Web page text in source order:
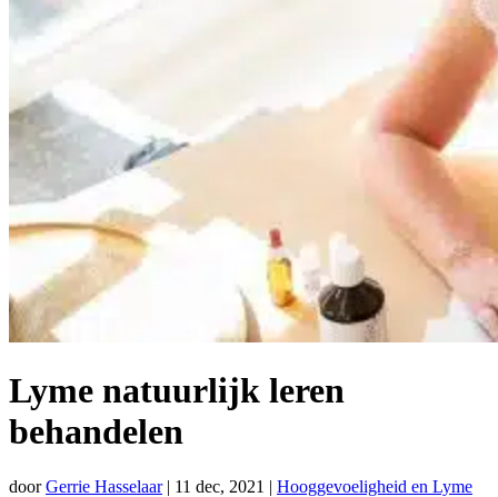
Lyme natuurlijk leren
behandelen
doorGerrie Hasselaar| 11 dec, 2021 | Hooggevoeligheid en Lyme